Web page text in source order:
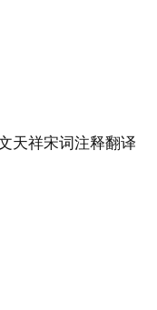
天祥宋词注释翻译